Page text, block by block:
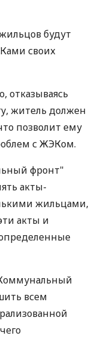
будут
своих
отказываясь
житель должен
позволит ему
с ЖЭКом.
фронт"
акты-
жильцами,
акты и
определенные
всем